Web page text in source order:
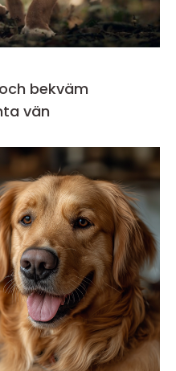
bekväm
vän